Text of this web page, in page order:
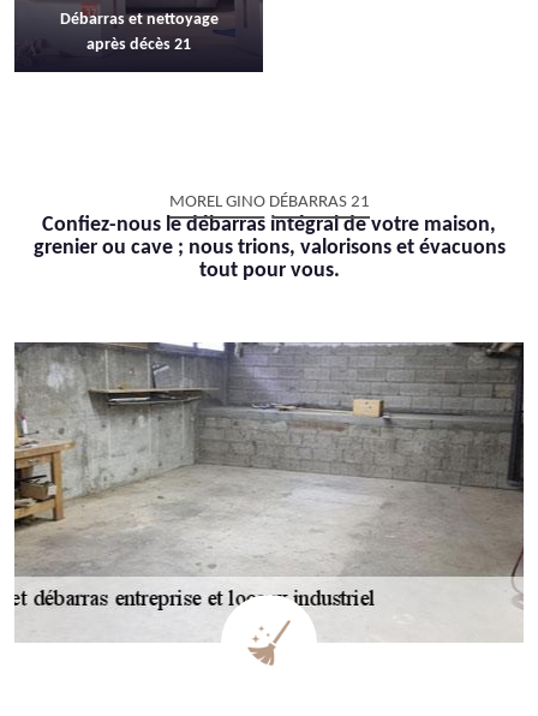
Débarras et nettoyage
après décès 21
MOREL GINO DÉBARRAS 21
Confiez-nous le débarras intégral de votre maison,
grenier ou cave ; nous trions, valorisons et évacuons
tout pour vous.